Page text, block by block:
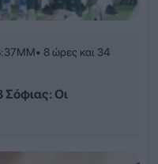
• 8 ώρες και 34
Οι